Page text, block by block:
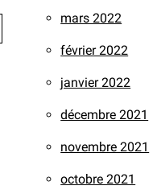
mars 2022
février 2022
janvier 2022
décembre 2021
novembre 2021
octobre 2021